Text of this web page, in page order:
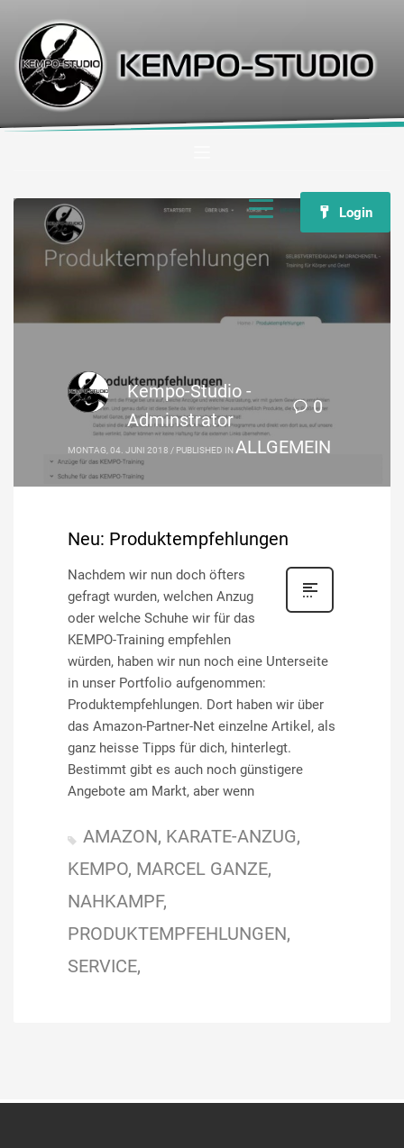
Login
0
Kempo-Studio -
Adminstrator
MONTAG, 04. JUNI 2018 / PUBLISHED IN ALLGEMEIN
Neu: Produktempfehlungen
Nachdem wir nun doch öfters
gefragt wurden, welchen Anzug
oder welche Schuhe wir für das
KEMPO-Training empfehlen
würden, haben wir nun noch eine Unterseite
in unser Portfolio aufgenommen:
Produktempfehlungen. Dort haben wir über
das Amazon-Partner-Net einzelne Artikel, als
ganz heisse Tipps für dich, hinterlegt.
Bestimmt gibt es auch noch günstigere
Angebote am Markt, aber wenn
AMAZON KARATE-ANZUG
KEMPO MARCEL GANZE
NAHKAMPF
PRODUKTEMPFEHLUNGEN
SERVICE